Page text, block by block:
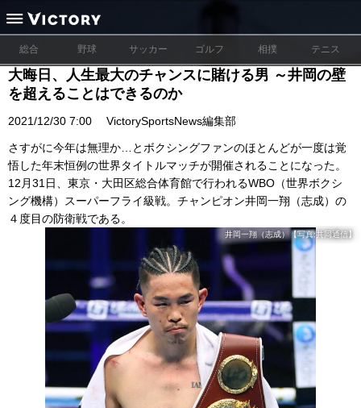
総合 野球 サッカー ゴルフ 相撲 テニス
大晦日、人生最大のチャンスに賭ける男 ～井岡の壁
を超えることはできるのか
2021/12/30 7:00 VictorySportsNews編集部
さすがに今年は無理か…とボクシングファンのほとんどが一度は覚
悟した年末恒例の世界タイトルマッチが開催されることになった。
12月31日、東京・大田区総合体育館で行われるWBO（世界ボクシ
ング機構）スーパーフライ級戦。チャンピオン井岡一翔（志成）の
４度目の防衛戦である。
井岡一翔（志成）【写真:共同通信】